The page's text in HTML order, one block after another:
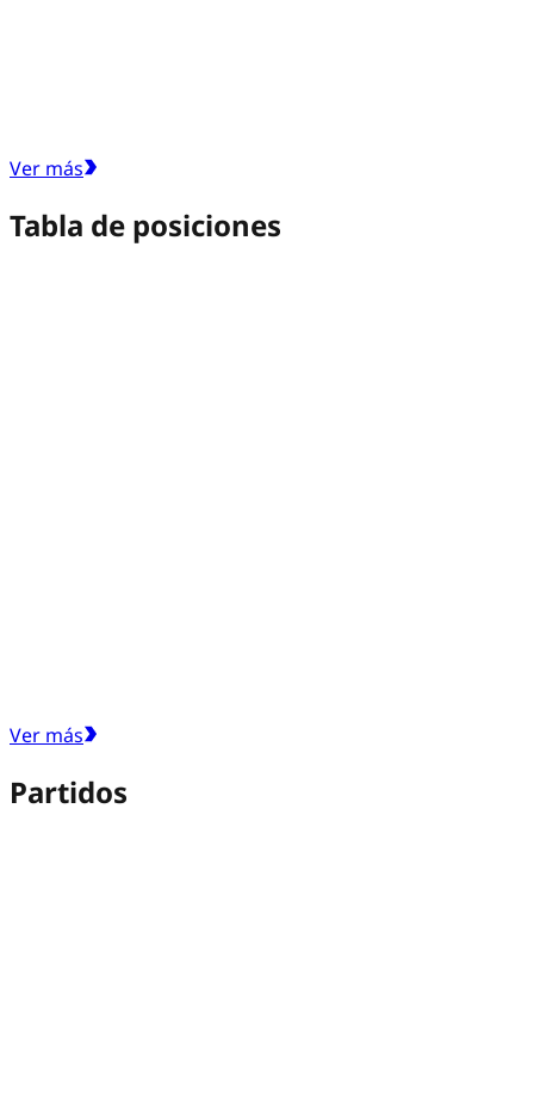
Ver más
Tabla de posiciones
Ver más
Partidos